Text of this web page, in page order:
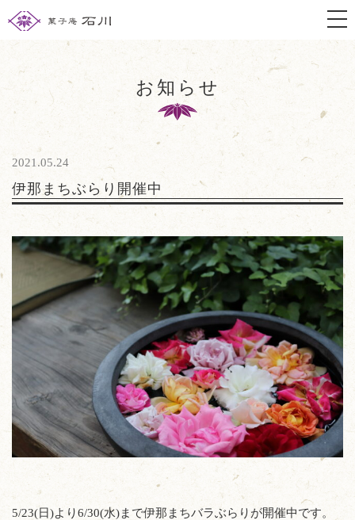
お知らせ
2021.05.24
伊那まちぶらり開催中
5/23(日)より6/30(水)まで伊那まちバラぶらりが開催中です。